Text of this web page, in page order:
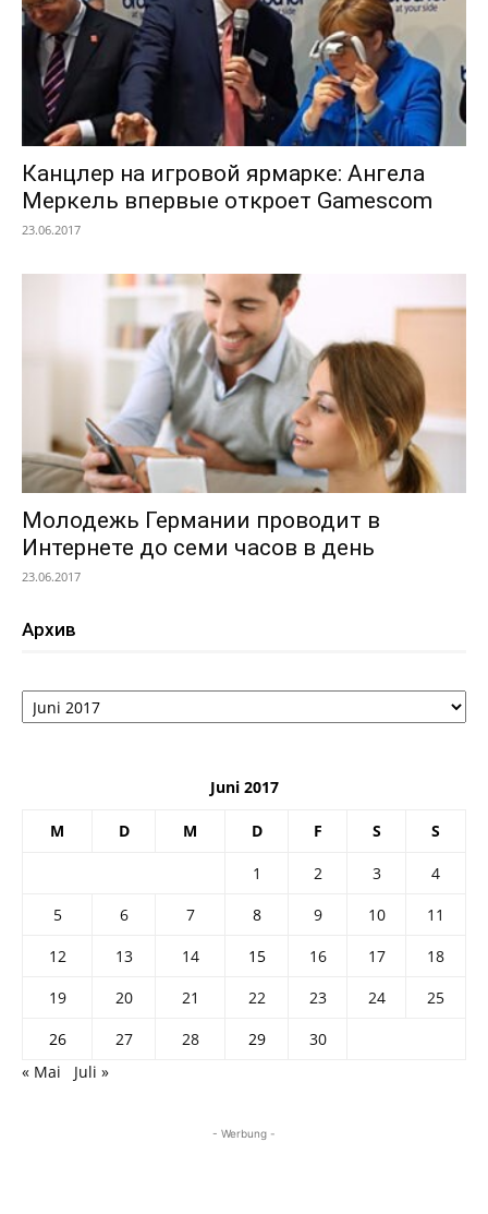
Канцлер на игровой ярмарке: Ангела
Меркель впервые откроет Gamescom
23.06.2017
Молодежь Германии проводит в
Интернете до семи часов в день
23.06.2017
Архив
Архив
Juni 2017
M D M D F S S
1 2 3
4
5
6 7 8 9 10
11
12
13 14 15 16 17
18
19
20 21 22 23 24
25
26
27 28 29
30
« Mai
Juli »
- Werbung -